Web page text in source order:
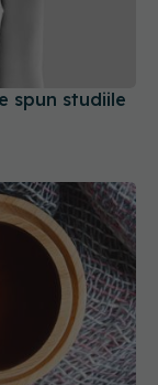
spun studiile